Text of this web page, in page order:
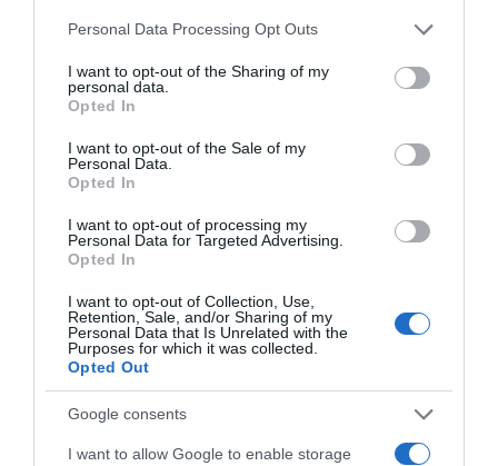
Please note that this website/app uses one or more Google
not limited to your visit or usage behaviour. You may click to
grant or deny consent to Google and its third-party tags to
use your data for below specified purposes in below Google
consent section.
Personal Data Processing Opt Outs
I want to opt-out of the Sharing of my
personal data.
Opted In
I want to opt-out of the Sale of my
Personal Data.
Opted In
I want to opt-out of processing my
Personal Data for Targeted Advertising.
Opted In
I want to opt-out of Collection, Use,
Retention, Sale, and/or Sharing of my
Personal Data that Is Unrelated with the
Purposes for which it was collected.
Opted Out
Google consents
I want to allow Google to enable storage
και μάθετε πρώτοι όλες τις ειδήσεις
ΑΣΠΡΟΠΥΡΓΟΣ
ΦΩΤΙΑ ΦΩΤΙΑ ΤΩΡΑ